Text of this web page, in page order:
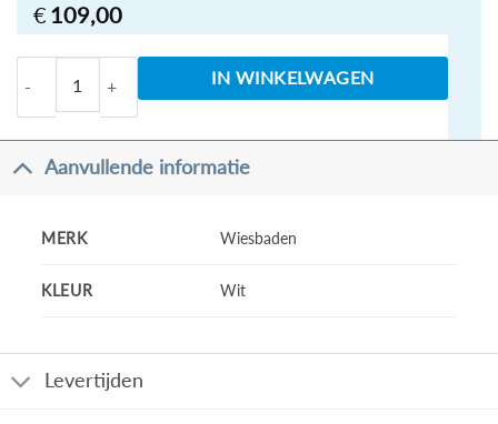
€ 109,00
Circle opzetwastafel 420x420x150mm aantal
IN WINKELWAGEN
Aanvullende informatie
MERK Wiesbaden
KLEUR Wit
Levertijden